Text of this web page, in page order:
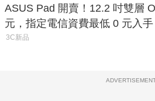
ASUS Pad 開賣！12.2 吋雙層
元，指定電信資費最低 0 元入手
3C新品